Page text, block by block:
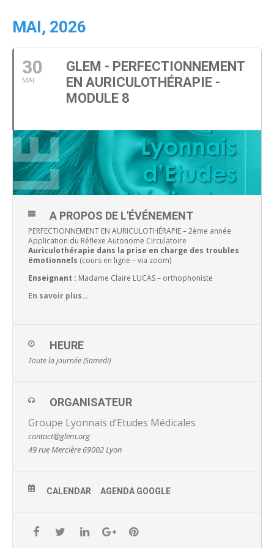
MAI, 2026
30
MAI
GLEM - PERFECTIONNEMENT
EN AURICULOTHÉRAPIE -
MODULE 8
A PROPOS DE L'ÉVÉNEMENT
PERFECTIONNEMENT EN AURICULOTHÉRAPIE – 2ème année
Application du Réflexe Autonome Circulatoire
Auriculothérapie dans la prise en charge des troubles
émotionnels (cours en ligne – via zoom)
Enseignant : Madame Claire LUCAS – orthophoniste
En savoir plus…
HEURE
Toute la journée (Samedi)
ORGANISATEUR
Groupe Lyonnais d’Etudes Médicales
contact@glem.org
49 rue Mercière 69002 Lyon
CALENDAR AGENDA GOOGLE